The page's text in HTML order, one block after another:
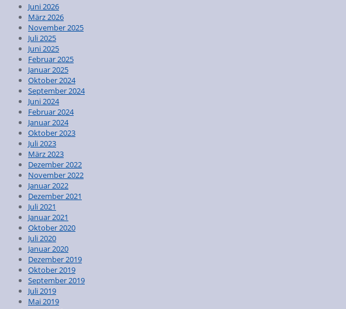
Juni 2026
März 2026
November 2025
Juli 2025
Juni 2025
Februar 2025
Januar 2025
Oktober 2024
September 2024
Juni 2024
Februar 2024
Januar 2024
Oktober 2023
Juli 2023
März 2023
Dezember 2022
November 2022
Januar 2022
Dezember 2021
Juli 2021
Januar 2021
Oktober 2020
Juli 2020
Januar 2020
Dezember 2019
Oktober 2019
September 2019
Juli 2019
Mai 2019